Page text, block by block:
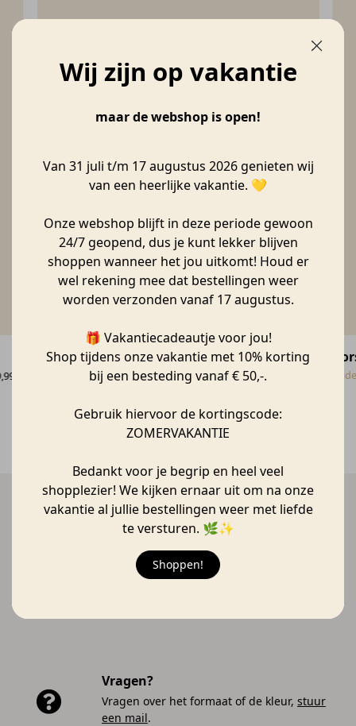
Wij zijn op vakantie
maar de webshop is open!
Van 31 juli t/m 17 augustus 2026 genieten wij
van een heerlijke vakantie. 💛
Onze webshop blijft in deze periode gewoon
24/7 geopend, dus je kunt lekker blijven
shoppen wanneer het jou uitkomt! Houd er
wel rekening mee dat bestellingen weer
worden verzonden vanaf 17 augustus.
🎁 Vakantiecadeautje voor jou!
Shop tijdens onze vakantie met 10% korting
bij een besteding vanaf € 50,-.
Gebruik hiervoor de kortingscode:
ZOMERVAKANTIE
Bedankt voor je begrip en heel veel
shopplezier! We kijken ernaar uit om na onze
vakantie al jullie bestellingen weer met liefde
te versturen. 🌿✨
Shoppen!
Set van 4 mini vaasjes | LOVE
Snelle bezorging
Verzonden vanaf 17 augustus 🚚
Vragen?
Vragen over het formaat of de kleur, stuur
een mail.